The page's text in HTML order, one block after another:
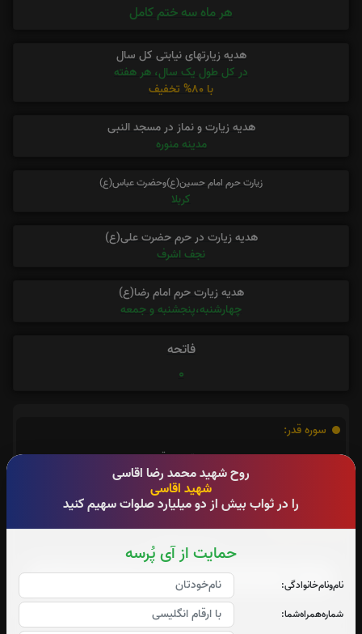
روح شهید محمد رضا اقاسی
شهید اقاسی
را در ثواب بیش از دو میلیارد صلوات سهیم کنید
حمایت از آی پُرسه
نام‌و‌نام‌خانوادگی:
شماره‌همراه‌شما:
هر ماه سه ختم کامل
هدیه زیارتهای نیابتی کل سال
در کل طول یک سال، هر هفته
با 80% تخفیف
هدیه زیارت و نماز در مسجد النبی
مدینه منوره
زیارت حرم امام حسین(ع)وحضرت عباس(ع)
کربلا
هدیه زیارت در حرم حضرت علی(ع)
نجف اشرف
هدیه زیارت حرم امام رضا(ع)
چهارشنبه،پنجشنبه و جمعه
فاتحه
0
سوره قدر:
صوت سوره قدر
آیت الکرسی:
صوت آیت الکرسی